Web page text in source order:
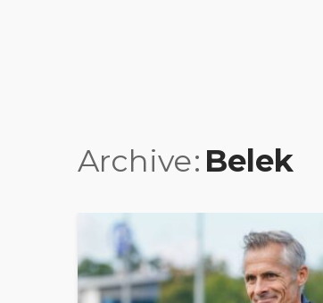
Archive Belek